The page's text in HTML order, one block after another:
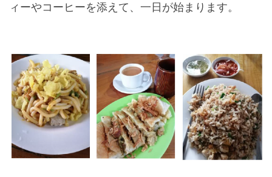
ィーやコーヒーを添えて、一日が始まります。